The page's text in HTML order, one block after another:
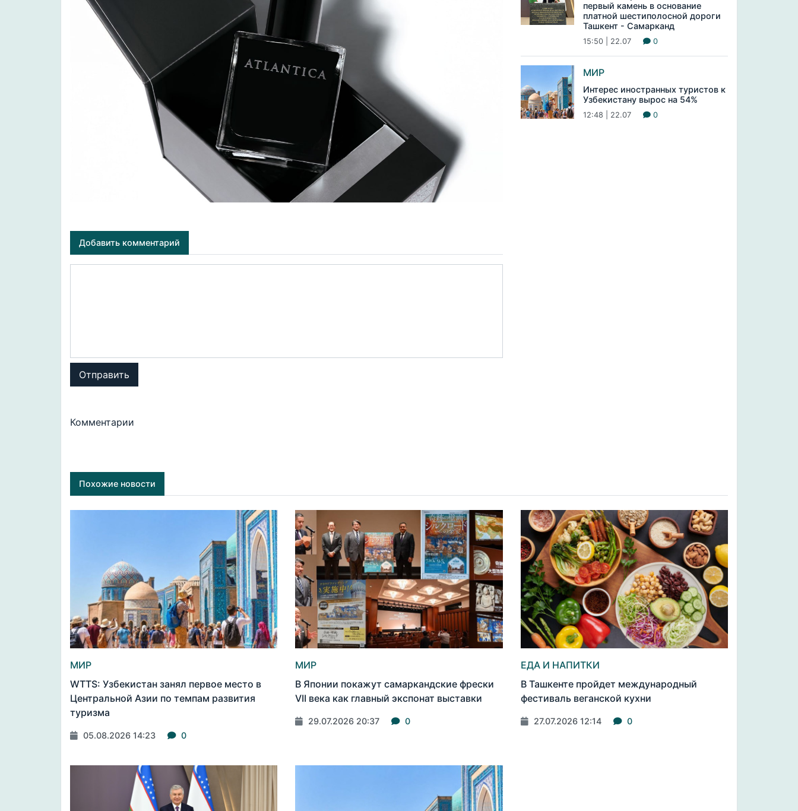
Добавить комментарий
Отправить
Комментарии
первый камень в основание
платной шестиполосной дороги
Ташкент - Самарканд
15:50 | 22.07 0
МИР
Интерес иностранных туристов к
Узбекистану вырос на 54%
12:48 | 22.07 0
Похожие новости
МИР
WTTS: Узбекистан занял первое место в
Центральной Азии по темпам развития
туризма
05.08.2026 14:23 0
МИР
В Японии покажут самаркандские фрески
VII века как главный экспонат выставки
29.07.2026 20:37 0
ЕДА И НАПИТКИ
В Ташкенте пройдет международный
фестиваль веганской кухни
27.07.2026 12:14 0